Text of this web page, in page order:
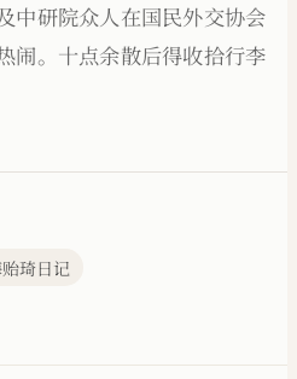
中研院众人在国民外交协会
闹。十点余散后得收拾行李
琦日记